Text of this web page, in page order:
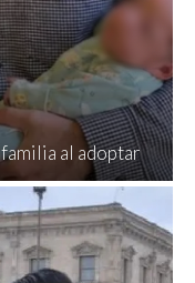
familia al adoptar